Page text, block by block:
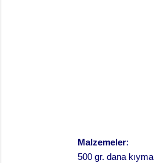
Malzemeler:
500 gr. dana kıyma